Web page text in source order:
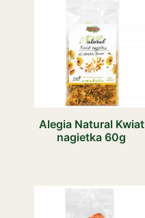
Alegia Natural Kwiat
nagietka 60g